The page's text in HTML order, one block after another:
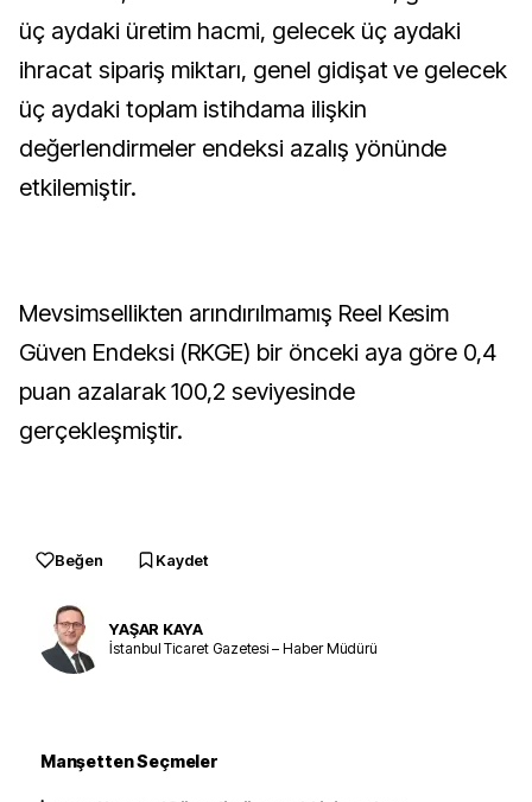
üç aydaki üretim hacmi, gelecek üç aydaki
ihracat sipariş miktarı, genel gidişat ve gelecek
üç aydaki toplam istihdama ilişkin
değerlendirmeler endeksi azalış yönünde
etkilemiştir.
Mevsimsellikten arındırılmamış Reel Kesim
Güven Endeksi (RKGE) bir önceki aya göre 0,4
puan azalarak 100,2 seviyesinde
gerçekleşmiştir.
Beğen Kaydet
YAŞAR KAYA
İstanbul Ticaret Gazetesi – Haber Müdürü
Manşetten Seçmeler